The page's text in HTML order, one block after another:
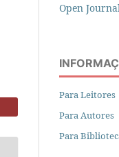
Open
Para Leitores
Para Autores
Para